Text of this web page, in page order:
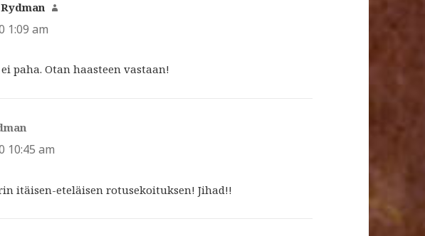
sanoo:
1:09 am
paha. Otan haasteen vastaan!
10:45 am
itäisen-eteläisen rotusekoituksen! Jihad!!